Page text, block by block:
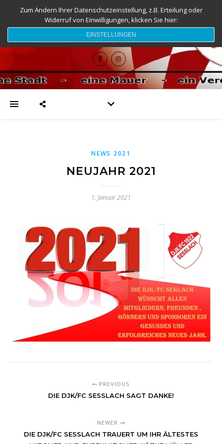
djk-fc-sesslach.de
NEWS 2021
NEUJAHR 2021
1. Januar 2021
PREVIOUS
DIE DJK/FC SESSLACH SAGT DANKE!
NEWER
DIE DJK/FC SESSLACH TRAUERT UM IHR ÄLTESTES M
Zum Ändern Ihrer Datenschutzeinstellung, z.B. Erteilung oder
Widerruf von Einwilligungen, klicken Sie hier:
EINSTELLUNGEN